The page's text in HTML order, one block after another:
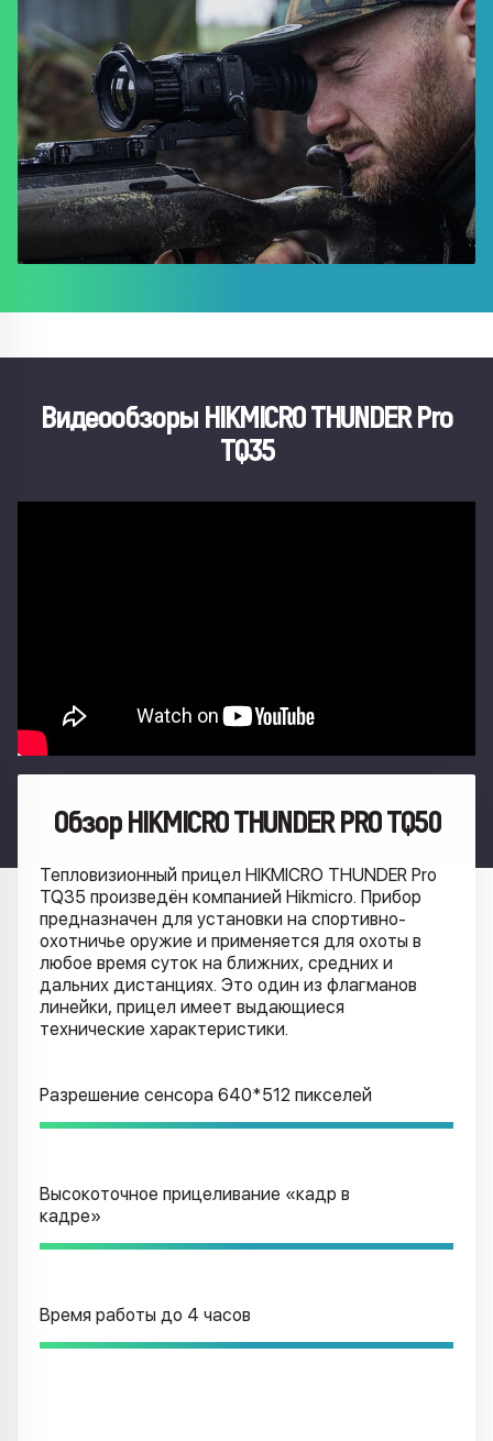
Видеообзоры HIKMICRO THUNDER Pro
TQ35
Обзор HIKMICRO THUNDER PRO TQ50
Тепловизионный прицел HIKMICRO THUNDER Pro
TQ35 произведён компанией Hikmicro. Прибор
предназначен для установки на спортивно-
охотничье оружие и применяется для охоты в
любое время суток на ближних, средних и
дальних дистанциях. Это один из флагманов
линейки, прицел имеет выдающиеся
технические характеристики.
Разрешение сенсора 640*512 пикселей
Высокоточное прицеливание «кадр в
кадре»
Время работы до 4 часов